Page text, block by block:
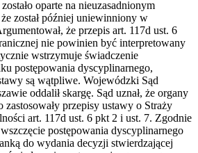
oparte na nieuzasadnionym
został później uniewinniony w
że przepis art. 117d ust. 6
nie powinien być interpretowany
wstrzymuje świadczenie
postępowania dyscyplinarnego,
są wątpliwe. Wojewódzki Sąd
oddalił skargę. Sąd uznał, że organy
zastosowały przepisy ustawy o Straży
art. 117d ust. 6 pkt 2 i ust. 7. Zgodnie
postępowania dyscyplinarnego
do wydania decyzji stwierdzającej